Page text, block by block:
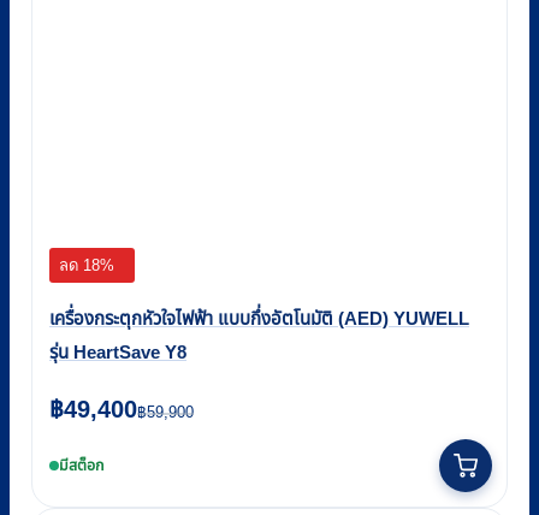
ลด 18%
เครื่องกระตุกหัวใจไฟฟ้า แบบกึ่งอัตโนมัติ (AED) YUWELL
รุ่น HeartSave Y8
฿59,900
Original
was:
฿59,900.
฿49,400
Current
is:
฿49,400.
มีสต็อก